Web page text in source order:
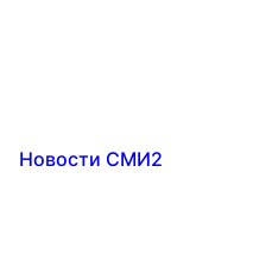
Новости СМИ2